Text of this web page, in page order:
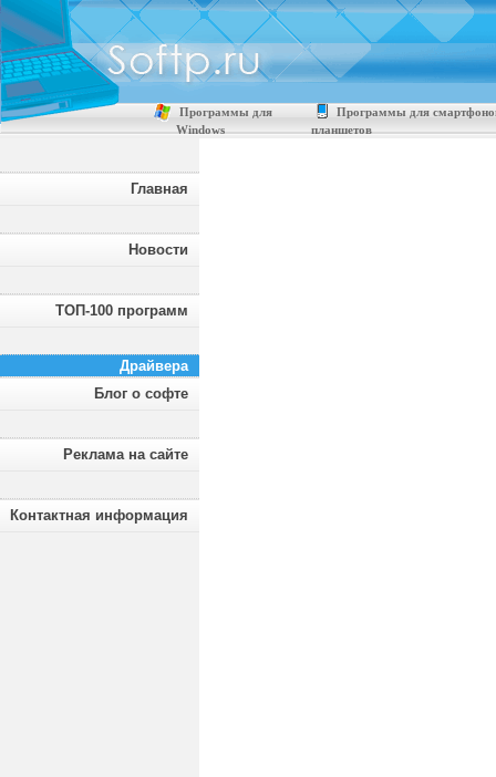
Программы для
Windows
Программы для
планшетов
Главная
Новости
ТОП-100 программ
Драйвера
Блог о софте
Реклама на сайте
Контактная информация